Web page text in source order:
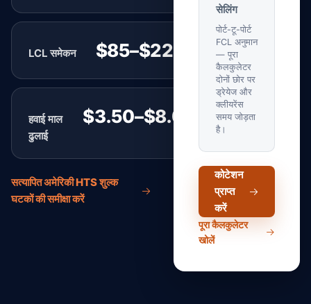
LCL समेकन $85–$220 प्रति CBM
हवाई माल
ढुलाई
$3.50–$8.00 प्रति kg
सत्यापित अमेरिकी HTS शुल्क
घटकों की समीक्षा करें
सेलिंग
पोर्ट-टू-पोर्ट
FCL अनुमान
— पूरा
कैलकुलेटर
दोनों छोर पर
ड्रेयेज और
क्लीयरेंस
समय जोड़ता
है।
कोटेशन
प्राप्त
करें
पूरा कैलकुलेटर
खोलें